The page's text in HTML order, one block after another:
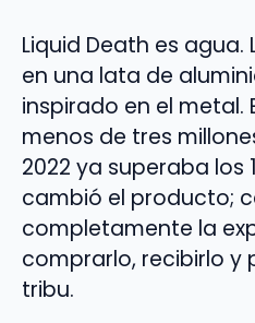
Liquid Death es
en una lata de
inspirado en el metal.
menos de tres
2022 ya superaba los
cambió el producto;
completamente la
comprarlo, recibirlo y
tribu.